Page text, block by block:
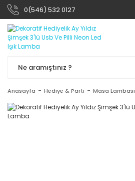
0(546) 532 0127
Anasayfa Hediye & Parti Masa Lambası